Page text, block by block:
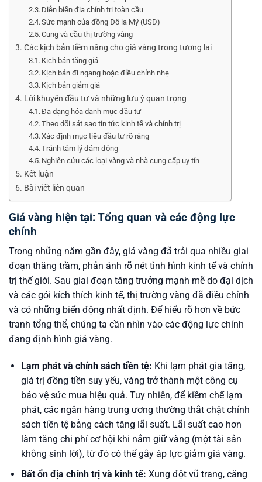
Diễn biến địa chính trị toàn cầu
Sức mạnh của đồng Đô la Mỹ (USD)
Cung và cầu thị trường vàng
Các kịch bản tiềm năng cho giá vàng trong tương lai
Kịch bản tăng giá
Kịch bản đi ngang hoặc điều chỉnh nhẹ
Kịch bản giảm giá
Lời khuyên đầu tư và những lưu ý quan trọng
Đa dạng hóa danh mục đầu tư
Theo dõi sát sao tin tức kinh tế và chính trị
Xác định mục tiêu đầu tư rõ ràng
Tránh tâm lý đám đông
Nghiên cứu các loại vàng và nhà cung cấp uy tín
Kết luận
Bài viết liên quan
Giá vàng hiện tại: Tổng quan và các động lực
chính
Trong những năm gần đây, giá vàng đã trải qua nhiều giai
đoạn thăng trầm, phản ánh rõ nét tình hình kinh tế và chính
trị thế giới. Sau giai đoạn tăng trưởng mạnh mẽ do đại dịch
và các gói kích thích kinh tế, thị trường vàng đã điều chỉnh
và có những biến động nhất định. Để hiểu rõ hơn về bức
tranh tổng thể, chúng ta cần nhìn vào các động lực chính
đang định hình giá vàng.
Lạm phát và chính sách tiền tệ: Khi lạm phát gia tăng,
giá trị đồng tiền suy yếu, vàng trở thành một công cụ
bảo vệ sức mua hiệu quả. Tuy nhiên, để kiềm chế lạm
phát, các ngân hàng trung ương thường thắt chặt chính
sách tiền tệ bằng cách tăng lãi suất. Lãi suất cao hơn
làm tăng chi phí cơ hội khi nắm giữ vàng (một tài sản
không sinh lời), từ đó có thể gây áp lực giảm giá vàng.
Bất ổn địa chính trị và kinh tế: Xung đột vũ trang, căng